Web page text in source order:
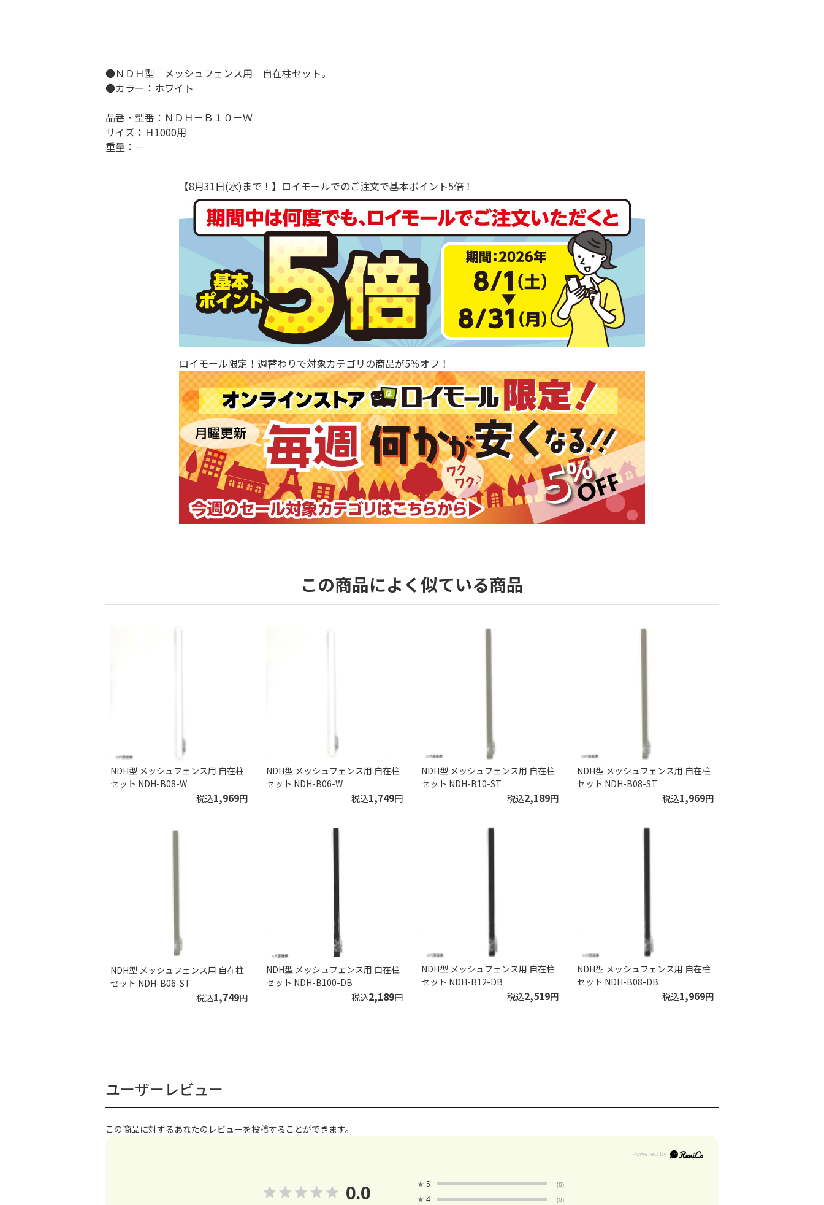
●ＮＤＨ型 メッシュフェンス用 自在柱セット。
●カラー：ホワイト
品番・型番：ＮＤＨ－Ｂ１０－Ｗ
サイズ：Ｈ1000用
重量：－
【8月31日(水)まで！】ロイモールでのご注文で基本ポイント5倍！
ロイモール限定！週替わりで対象カテゴリの商品が5％オフ！
この商品によく似ている商品
NDH型 メッシュフェンス用 自在柱
セット NDH-B08-W
税込1,969円
NDH型 メッシュフェンス用 自在柱
セット NDH-B06-W
税込1,749円
NDH型 メッシュフェンス用 自在柱
セット NDH-B10-ST
税込2,189円
NDH型 メッシュフェンス用 自在柱
セット NDH-B08-ST
税込1,969円
NDH型 メッシュフェンス用 自在柱
セット NDH-B06-ST
税込1,749円
NDH型 メッシュフェンス用 自在柱
セット NDH-B100-DB
税込2,189円
NDH型 メッシュフェンス用 自在柱
セット NDH-B12-DB
税込2,519円
NDH型 メッシュフェンス用 自在柱
セット NDH-B08-DB
税込1,969円
ユーザーレビュー
この商品に対するあなたのレビューを投稿することができます。
0.0 ★ 5 (0)
★ 4 (0)